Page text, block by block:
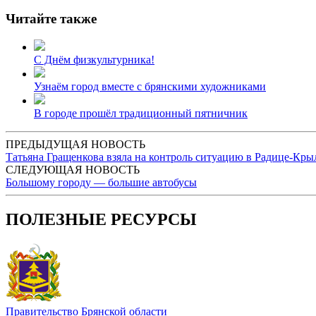
Читайте также
С Днём физкультурника!
Узнаём город вместе с брянскими художниками
В городе прошёл традиционный пятничник
ПРЕДЫДУЩАЯ НОВОСТЬ
Татьяна Гращенкова взяла на контроль ситуацию в Радице-
СЛЕДУЮЩАЯ НОВОСТЬ
Большому городу — большие автобусы
ПОЛЕЗНЫЕ РЕСУРСЫ
Правительство Брянской области